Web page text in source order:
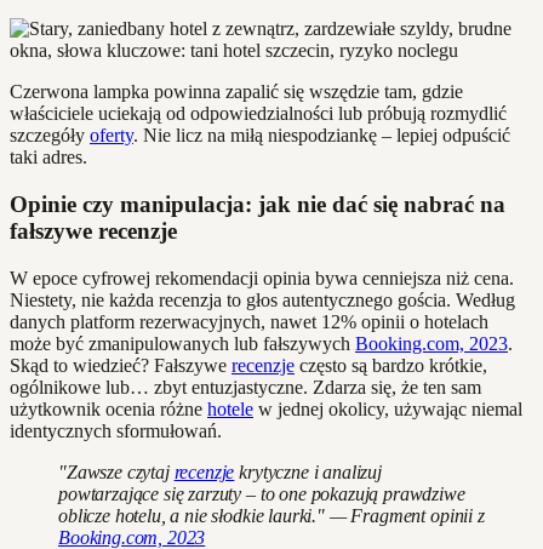
Czerwona lampka powinna zapalić się wszędzie tam, gdzie
właściciele uciekają od odpowiedzialności lub próbują rozmydlić
szczegóły oferty. Nie licz na miłą niespodziankę – lepiej odpuścić
taki adres.
Opinie czy manipulacja: jak nie dać się nabrać na
fałszywe recenzje
W epoce cyfrowej rekomendacji opinia bywa cenniejsza niż cena.
Niestety, nie każda recenzja to głos autentycznego gościa. Według
danych platform rezerwacyjnych, nawet 12% opinii o hotelach
może być zmanipulowanych lub fałszywych Booking.com, 2023.
Skąd to wiedzieć? Fałszywe recenzje często są bardzo krótkie,
ogólnikowe lub… zbyt entuzjastyczne. Zdarza się, że ten sam
użytkownik ocenia różne hotele w jednej okolicy, używając niemal
identycznych sformułowań.
"Zawsze czytaj recenzje krytyczne i analizuj
powtarzające się zarzuty – to one pokazują prawdziwe
oblicze hotelu, a nie słodkie laurki." — Fragment opinii z
Booking.com, 2023